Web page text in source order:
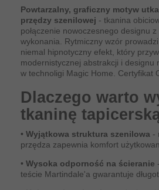
Powtarzalny, graficzny motyw
przędzy szenilowej - tkanina
połączenie nowoczesnego designu
wykonania. Rytmiczny wzór
niemal hipnotyczny efekt, który
modernistycznej abstrakcji i designu
w technoligi Magic Home. Certyfikat
Dlaczego warto
tkaninę
• Wyjątkowa struktura szenilowa -
przędza zapewnia komfort
• Wysoka odporność na ścieranie
teście Martindale'a gwarantuje